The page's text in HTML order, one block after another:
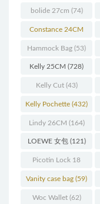
Barenia 馬鞍皮(44)
Birkin 30CM(595)
bolide 27cm(74)
Constance 24CM
(216)
Hammock Bag(53)
Kelly 25CM(728)
Kelly Cut(43)
Kelly Pochette(432)
Lindy 26CM(164)
LOEWE 女包(121)
Picotin Lock 18